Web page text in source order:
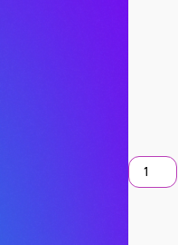
70
quantity